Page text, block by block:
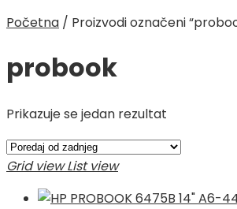
Početna / Proizvodi označeni
probook
Prikazuje se jedan rezultat
Grid view List view